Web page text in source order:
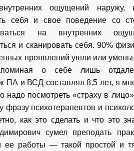
ощущений наружу,
себя и свое поведение со
на внутренних
и сканировать себя. 90%
проявлений ушли или
о себе лишь
ПА и ВСД составлял 8,5 лет, я
надо посмотреть «страху в
фразу психотерапевтов и
как это сделать и что это
сумел преподать
ее работы — такой простой и